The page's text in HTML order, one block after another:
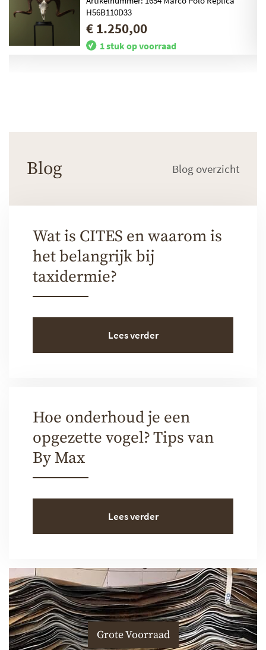
H56B110D33
€ 1.250,00
1 stuk op voorraad
Blog Blog overzicht
Wat is CITES en waarom is
het belangrijk bij
taxidermie?
Lees verder
Hoe onderhoud je een
opgezette vogel? Tips van
By Max
Lees verder
Grote Voorraad